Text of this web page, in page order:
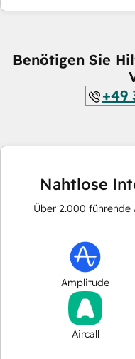
Benötigen Sie
+49
Nahtlose
Über 2.000 führende
Amplitude
Aircall